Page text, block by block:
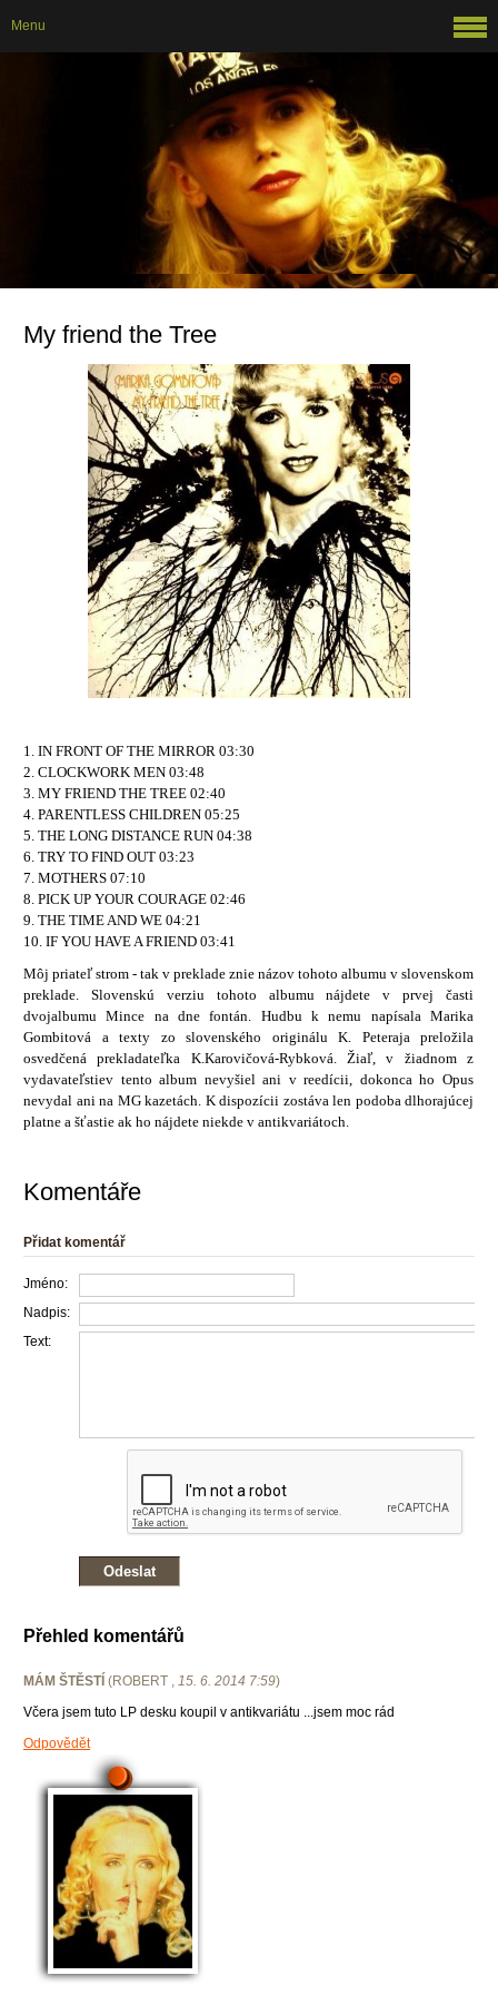
My friend the Tree
1. IN FRONT OF THE MIRROR 03:30
2. CLOCKWORK MEN 03:48
3. MY FRIEND THE TREE 02:40
4. PARENTLESS CHILDREN 05:25
5. THE LONG DISTANCE RUN 04:38
6. TRY TO FIND OUT 03:23
7. MOTHERS 07:10
8. PICK UP YOUR COURAGE 02:46
9. THE TIME AND WE 04:21
10. IF YOU HAVE A FRIEND 03:41
Môj priateľ strom - tak v preklade znie názov tohoto albumu v slovenskom
preklade. Slovenskú verziu tohoto albumu nájdete v prvej časti
dvojalbumu Mince na dne fontán. Hudbu k nemu napísala Marika
Gombitová a texty zo slovenského originálu K. Peteraja preložila
osvedčená prekladateľka K.Karovičová-Rybková. Žiaľ, v žiadnom z
vydavateľstiev tento album nevyšiel ani v reedícii, dokonca ho Opus
nevydal ani na MG kazetách. K dispozícii zostáva len podoba dlhorajúcej
platne a šťastie ak ho nájdete niekde v antikvariátoch.
Komentáře
Přidat komentář
Jméno:
Nadpis:
Text:
Přehled komentářů
MÁM ŠTĚSTÍ (ROBERT , 15. 6. 2014 7:59)
Včera jsem tuto LP desku koupil v antikvariátu ...jsem moc rád
Odpovědět
Menu